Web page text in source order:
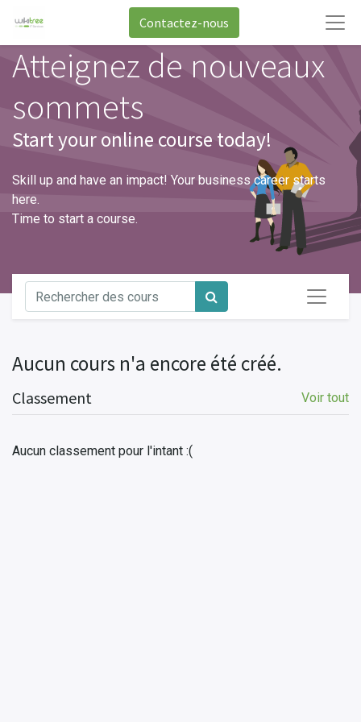
Contactez-nous
Atteignez de nouveaux
sommets
Start your online course today!
Skill up and have an impact! Your business career starts
here.
Time to start a course.
Voir tout
Classement
Aucun classement pour l'intant :(
Aucun cours n'a encore été créé.